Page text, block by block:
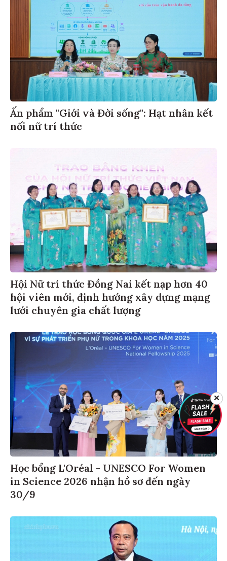
Ấn phẩm "Giới và Đời sống": Hạt nhân kết
nối nữ trí thức
Hội Nữ trí thức Đồng Nai kết nạp hơn 40
hội viên mới, định hướng xây dựng mạng
lưới chuyên gia chất lượng
Học bổng L'Oréal - UNESCO For Women
in Science 2026 nhận hồ sơ đến ngày
30/9
✕